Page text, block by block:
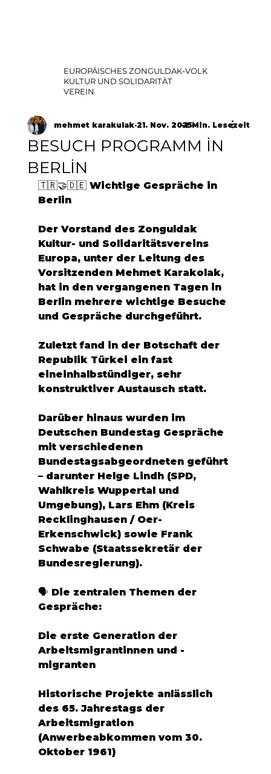
EUROPÄISCHES ZONGULDAK-VOLK
KULTUR UND SOLIDARITÄT
VEREIN
BESUCH PROGRAMM İN
BERLİN
mehmet karakulak 21. Nov. 20252 Min. Lesezeit
🇹🇷🤝🇩🇪 Wichtige Gespräche in
Berlin
Der Vorstand des Zonguldak
Kultur- und Solidaritätsvereins
Europa, unter der Leitung des
Vorsitzenden Mehmet Karakolak,
hat in den vergangenen Tagen in
Berlin mehrere wichtige Besuche
und Gespräche durchgeführt.
Zuletzt fand in der Botschaft der
Republik Türkei ein fast
eineinhalbstündiger, sehr
konstruktiver Austausch statt.
Darüber hinaus wurden im
Deutschen Bundestag Gespräche
mit verschiedenen
Bundestagsabgeordneten geführt
– darunter Helge Lindh (SPD,
Wahlkreis Wuppertal und
Umgebung), Lars Ehm (Kreis
Recklinghausen / Oer-
Erkenschwick) sowie Frank
Schwabe (Staatssekretär der
Bundesregierung).
🗣️ Die zentralen Themen der
Gespräche:
Die erste Generation der
Arbeitsmigrantinnen und -
migranten
Historische Projekte anlässlich
des 65. Jahrestags der
Arbeitsmigration
(Anwerbeabkommen vom 30.
Oktober 1961)